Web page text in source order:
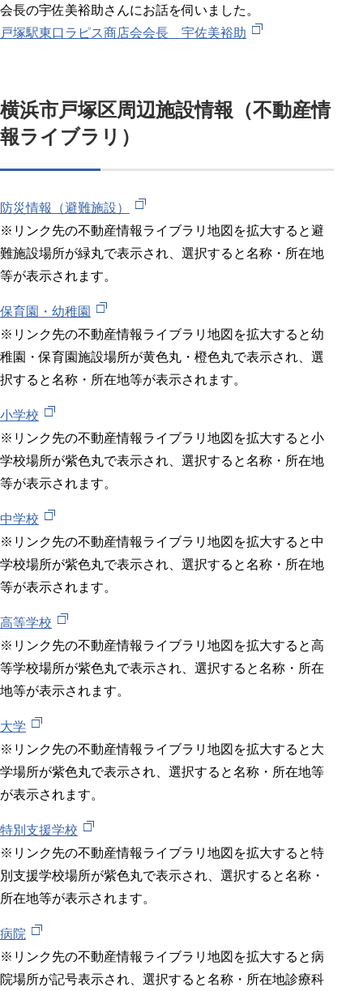
会長の宇佐美裕助さんにお話を伺いました。
戸塚駅東口ラピス商店会会長 宇佐美裕助
横浜市戸塚区周辺施設情報（不動産情
報ライブラリ）
防災情報（避難施設）
※リンク先の不動産情報ライブラリ地図を拡大すると避
難施設場所が緑丸で表示され、選択すると名称・所在地
等が表示されます。
保育園・幼稚園
※リンク先の不動産情報ライブラリ地図を拡大すると幼
稚園・保育園施設場所が黄色丸・橙色丸で表示され、選
択すると名称・所在地等が表示されます。
小学校
※リンク先の不動産情報ライブラリ地図を拡大すると小
学校場所が紫色丸で表示され、選択すると名称・所在地
等が表示されます。
中学校
※リンク先の不動産情報ライブラリ地図を拡大すると中
学校場所が紫色丸で表示され、選択すると名称・所在地
等が表示されます。
高等学校
※リンク先の不動産情報ライブラリ地図を拡大すると高
等学校場所が紫色丸で表示され、選択すると名称・所在
地等が表示されます。
大学
※リンク先の不動産情報ライブラリ地図を拡大すると大
学場所が紫色丸で表示され、選択すると名称・所在地等
が表示されます。
特別支援学校
※リンク先の不動産情報ライブラリ地図を拡大すると特
別支援学校場所が紫色丸で表示され、選択すると名称・
所在地等が表示されます。
病院
※リンク先の不動産情報ライブラリ地図を拡大すると病
院場所が記号表示され、選択すると名称・所在地診療科